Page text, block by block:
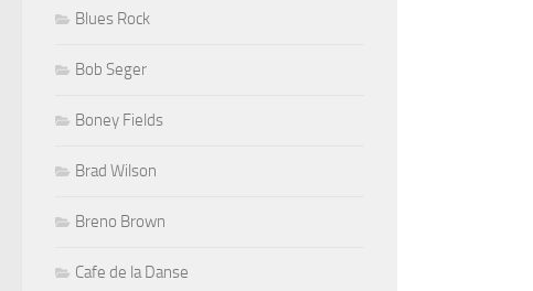
Blues Rock
Bob Seger
Boney Fields
Brad Wilson
Breno Brown
Cafe de la Danse